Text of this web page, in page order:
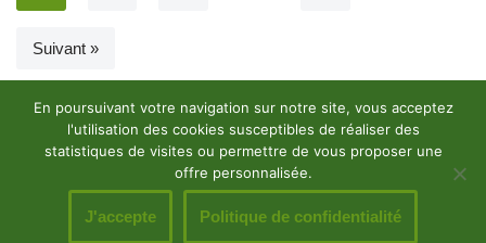
Suivant »
Liens utiles
Mentions légales
En poursuivant votre navigation sur notre site, vous acceptez
l'utilisation des cookies susceptibles de réaliser des
statistiques de visites ou permettre de vous proposer une
offre personnalisée.
J'accepte Politique de confidentialité